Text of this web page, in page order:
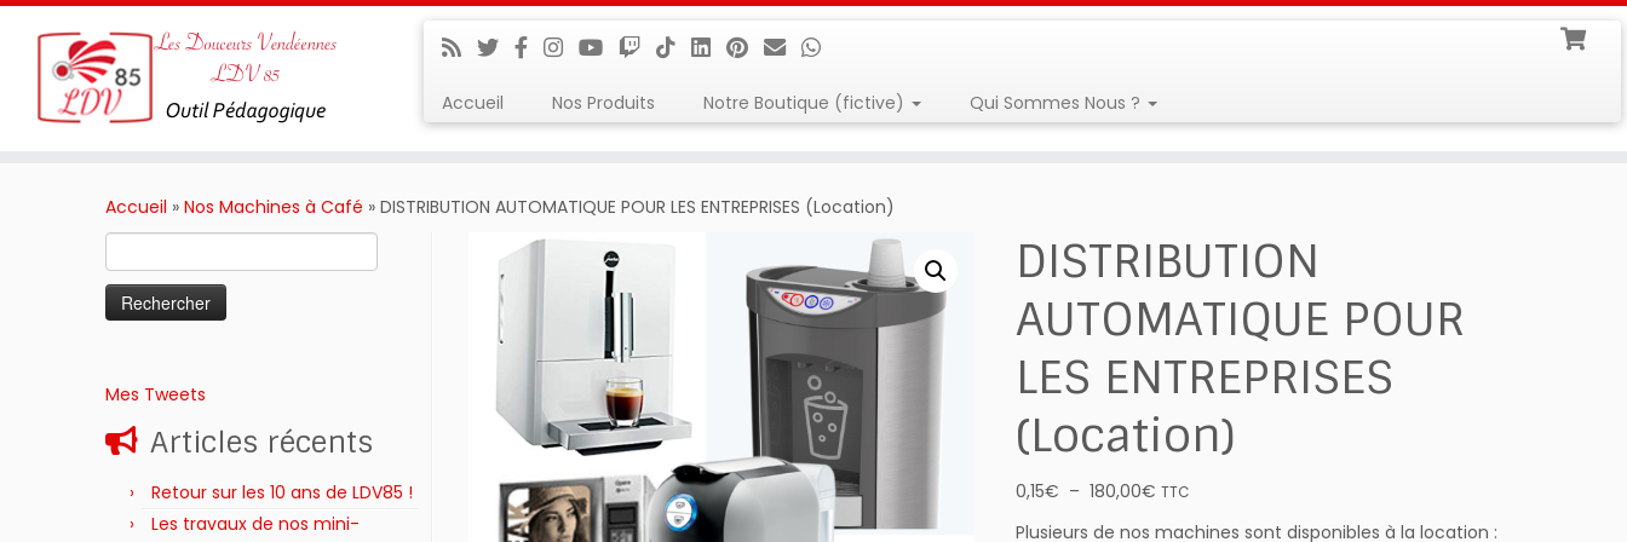
Accueil Nos Produits Notre Boutique (fictive) Qui Sommes Nous ?
Accueil » Nos Machines à Café » DISTRIBUTION AUTOMATIQUE POUR LES ENTREPRISES (Location)
Mes Tweets
Articles récents
Retour sur les 10 ans de LDV85 !
Les travaux de nos mini-
DISTRIBUTION
AUTOMATIQUE POUR
LES ENTREPRISES
(Location)
0,15€ – 180,00€ Plage
TTC
Plusieurs de nos machines sont disponibles à la location :